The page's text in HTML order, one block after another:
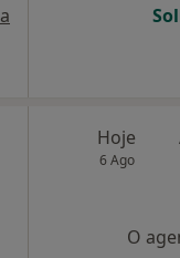
Hoje
6 Ago
O